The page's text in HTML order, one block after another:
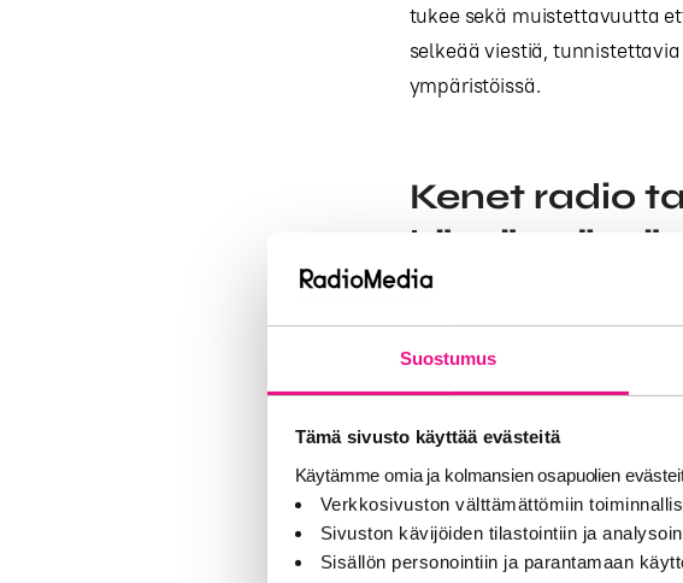
Suostumus
Tämä sivusto käyttää evästeitä
Käytämme omia ja kolmansien osapuolien
Verkkosivuston välttämättömiin
Sivuston kävijöiden tilastointiin ja
Sisällön personointiin ja parantamaan
tukee sekä muistettavuutta
selkeää viestiä,
ympäristöissä.
Kenet radio
käytännössä
päätöksenteon karttana:
Käytännön suunnittelussa on
peitto, jossa radiomainonta
painotus, jossa valitaan
elämäntilanteeseen.